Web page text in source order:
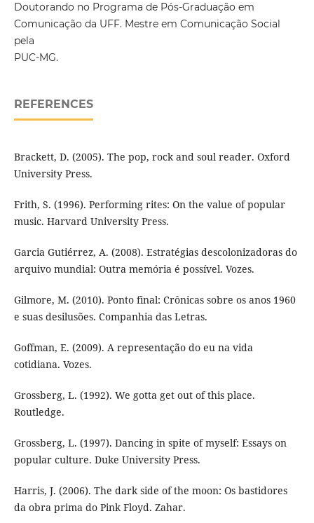
Doutorando no Programa de Pós-Graduação em
Comunicação da UFF. Mestre em Comunicação Social
pela
PUC-MG.
REFERENCES
Brackett, D. (2005). The pop, rock and soul reader. Oxford
University Press.
Frith, S. (1996). Performing rites: On the value of popular
music. Harvard University Press.
Garcia Gutiérrez, A. (2008). Estratégias descolonizadoras do
arquivo mundial: Outra memória é possível. Vozes.
Gilmore, M. (2010). Ponto final: Crônicas sobre os anos 1960
e suas desilusões. Companhia das Letras.
Goffman, E. (2009). A representação do eu na vida
cotidiana. Vozes.
Grossberg, L. (1992). We gotta get out of this place.
Routledge.
Grossberg, L. (1997). Dancing in spite of myself: Essays on
popular culture. Duke University Press.
Harris, J. (2006). The dark side of the moon: Os bastidores
da obra prima do Pink Floyd. Zahar.